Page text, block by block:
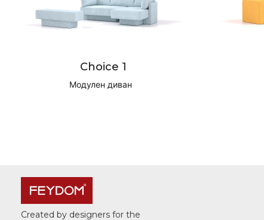
Choice 1
Модулен диван
Created by designers for the